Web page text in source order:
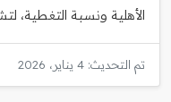
الأهلية ونسبة التغطية،
تم التحديث: 4 يناير، 2026